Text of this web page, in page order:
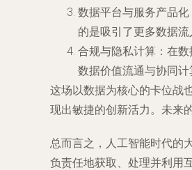
数据平台与服务产品化
的是吸引了更多数据流
合规与隐私计算 ：在
数据价值流通与协同计
这场以数据为核心的卡位战
现出敏捷的创新活力。未来
总而言之，人工智能时代的
负责任地获取、处理并利用